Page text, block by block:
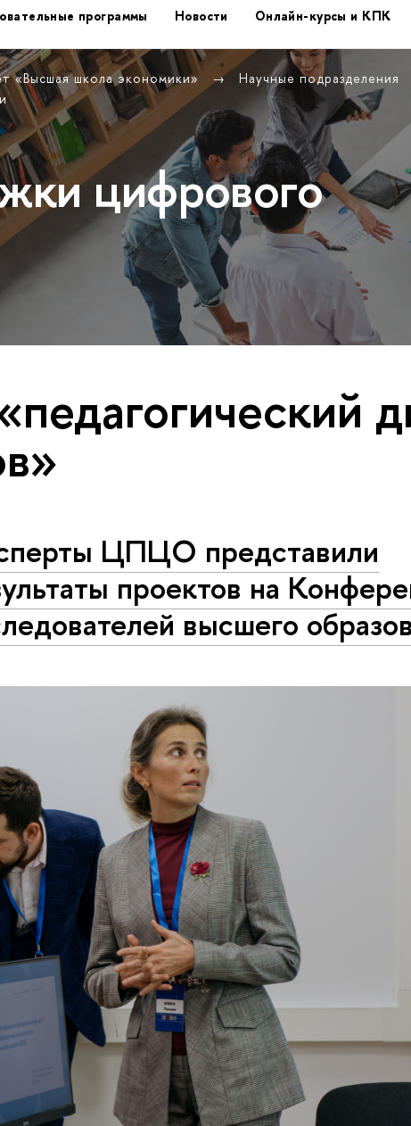
программы Новости Онлайн-курсы и КПК
«Высшая школа экономики» Научные подразделения
цифрового
ЦПЦО представили
проектов на
высшего